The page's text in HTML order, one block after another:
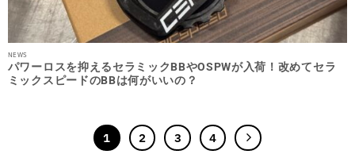
NEWS
パワーロスを抑えるセラミックBBやOSPWが入荷！改めてセラ
ミックスピードのBBは何がいいの？
1 2 3 4